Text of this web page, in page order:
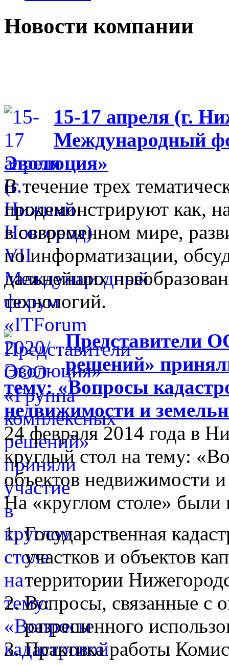
Новости компании
15-17 апреля (г.
Международный
Эволюция»
В течение трех
продемонстрируют как,
в современном мире,
по информатизации,
дальнейших
технологий.
Представители
решений»
тему: «Вопросы
недвижимости и
24 февраля 2014 года в
круглый стол на тему:
объектов недвижимости
На «круглом столе»
Государственная
участков и объектов
территории
Вопросы, связанные с
разрешенного
Практика работы